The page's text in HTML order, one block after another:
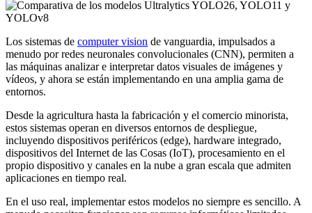
Los sistemas de computer vision de vanguardia, impulsados a
menudo por redes neuronales convolucionales (CNN), permiten a
las máquinas analizar e interpretar datos visuales de imágenes y
vídeos, y ahora se están implementando en una amplia gama de
entornos.
Desde la agricultura hasta la fabricación y el comercio minorista,
estos sistemas operan en diversos entornos de despliegue,
incluyendo dispositivos periféricos (edge), hardware integrado,
dispositivos del Internet de las Cosas (IoT), procesamiento en el
propio dispositivo y canales en la nube a gran escala que admiten
aplicaciones en tiempo real.
En el uso real, implementar estos modelos no siempre es sencillo. A